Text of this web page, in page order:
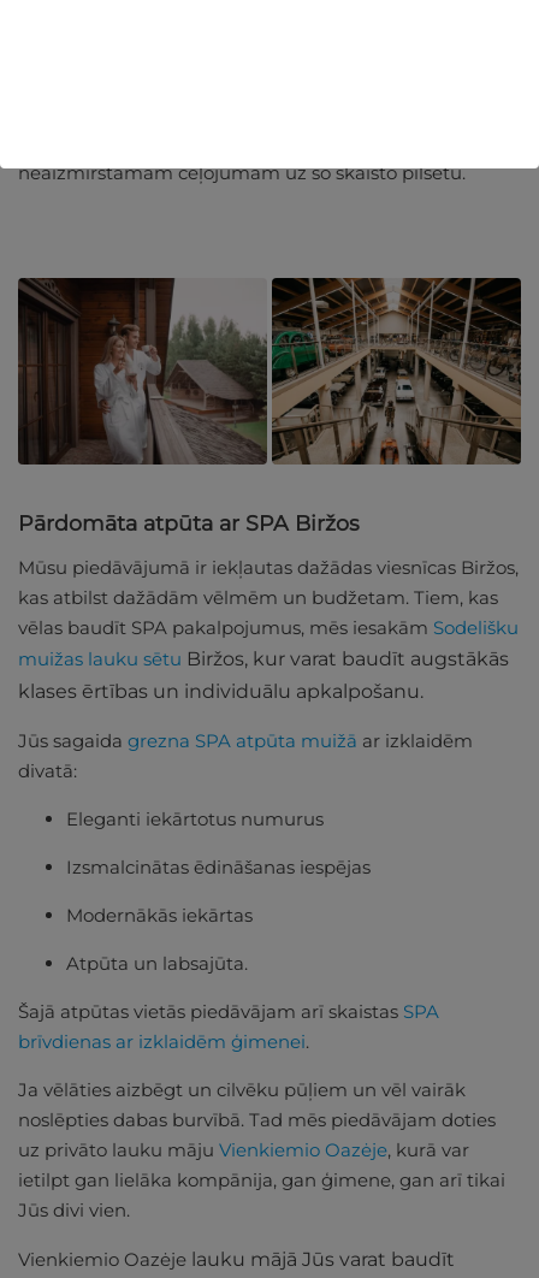
neaizmirstamam ceļojumam uz šo skaisto pilsētu.
Pārdomāta atpūta ar SPA Biržos
Mūsu piedāvājumā ir iekļautas dažādas viesnīcas Biržos,
kas atbilst dažādām vēlmēm un budžetam. Tiem, kas
vēlas baudīt SPA pakalpojumus, mēs iesakām Sodelišku
muižas lauku sētu Biržos, kur varat baudīt augstākās
klases ērtības un individuālu apkalpošanu.
Jūs sagaida grezna SPA atpūta muižā ar izklaidēm
divatā:
Eleganti iekārtotus numurus
Izsmalcinātas ēdināšanas iespējas
Modernākās iekārtas
Atpūta un labsajūta.
Šajā atpūtas vietās piedāvājam arī skaistas SPA
brīvdienas ar izklaidēm ģimenei.
Ja vēlāties aizbēgt un cilvēku pūļiem un vēl vairāk
noslēpties dabas burvībā. Tad mēs piedāvājam doties
uz privāto lauku māju Vienkiemio Oazėje, kurā var
ietilpt gan lielāka kompānija, gan ģimene, gan arī tikai
Jūs divi vien.
Vienkiemio Oazėje lauku mājā Jūs varat baudīt